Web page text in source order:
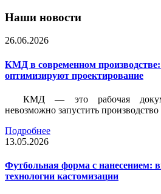
Наши новости
26.06.2026
КМД в современном
оптимизируют проектирование
КМД — это рабочая
невозможно запустить
Подробнее
13.05.2026
Футбольная форма с нанесением:
технологии кастомизации